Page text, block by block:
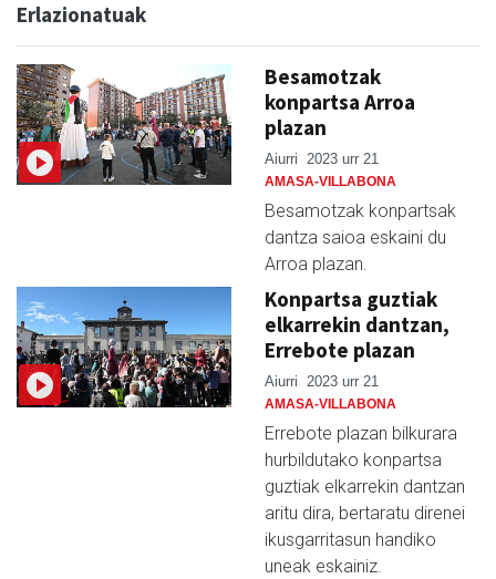
Erlazionatuak
Besamotzak
konpartsa Arroa
plazan
Aiurri 2023 urr 21
AMASA-VILLABONA
Besamotzak konpartsak
dantza saioa eskaini du
Arroa plazan.
Konpartsa guztiak
elkarrekin dantzan,
Errebote plazan
Aiurri 2023 urr 21
AMASA-VILLABONA
Errebote plazan bilkurara
hurbildutako konpartsa
guztiak elkarrekin dantzan
aritu dira, bertaratu direnei
ikusgarritasun handiko
uneak eskainiz.